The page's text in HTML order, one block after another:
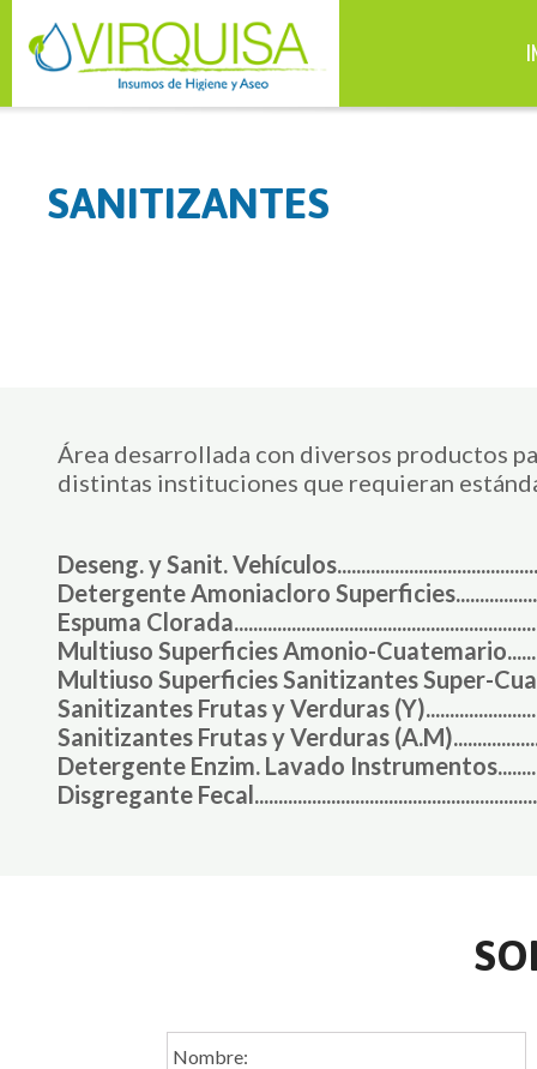
Deseng. y Sanit.
Detergente Amoniacloro
Espuma
Multiuso Superficies Amonio-
Multiuso Superficies Sanitizantes Super-
Sanitizantes Frutas y Verduras
Sanitizantes Frutas y Verduras
Detergente Enzim. Lavado
Disgregante
SANITIZANTES
Área desarrollada con diversos productos
distintas instituciones que requieran